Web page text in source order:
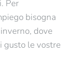
Per
bisogna
dove
gusto le vostre